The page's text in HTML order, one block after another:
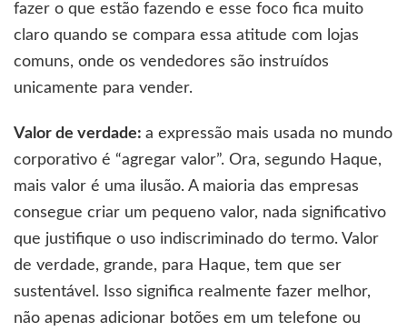
fazer o que estão fazendo e esse foco fica muito
claro quando se compara essa atitude com lojas
comuns, onde os vendedores são instruídos
unicamente para vender.
Valor de verdade: a expressão mais usada no mundo
corporativo é “agregar valor”. Ora, segundo Haque,
mais valor é uma ilusão. A maioria das empresas
consegue criar um pequeno valor, nada significativo
que justifique o uso indiscriminado do termo. Valor
de verdade, grande, para Haque, tem que ser
sustentável. Isso significa realmente fazer melhor,
não apenas adicionar botões em um telefone ou